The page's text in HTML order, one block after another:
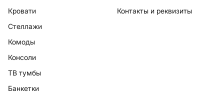
Кровати
Стеллажи
Комоды
Консоли
ТВ тумбы
Банкетки
Контакты и реквизиты